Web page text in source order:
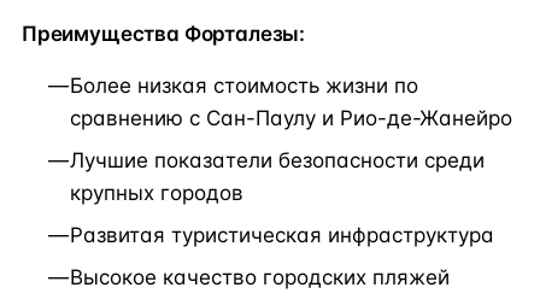
Преимущества Форталезы:
Более низкая стоимость жизни по
сравнению с Сан-Паулу и Рио-де-Жанейро
Лучшие показатели безопасности среди
крупных городов
Развитая туристическая инфраструктура
Высокое качество городских пляжей